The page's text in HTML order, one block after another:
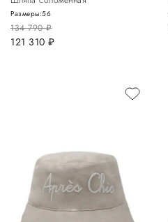
134 790руб.
121 310 руб.
Размеры:56